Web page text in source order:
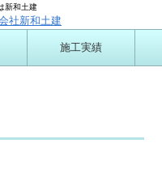
新和土建
施工実績